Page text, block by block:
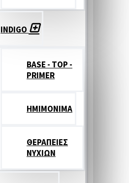
INDIGO
BASE - TOP -
PRIMER
HMIMONIMA
ΘΕΡΑΠΕΙΕΣ
ΝΥΧΙΩΝ